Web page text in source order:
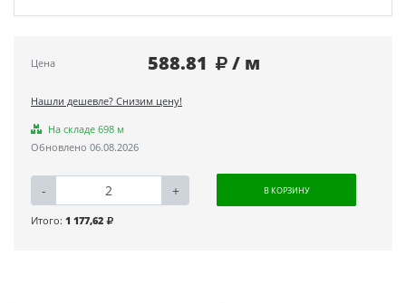
Цена 588.81 / м
Нашли дешевле? Снизим цену!
На складе 698 м
Обновлено 06.08.2026
- + В КОРЗИНУ
Итого: 1 177,62